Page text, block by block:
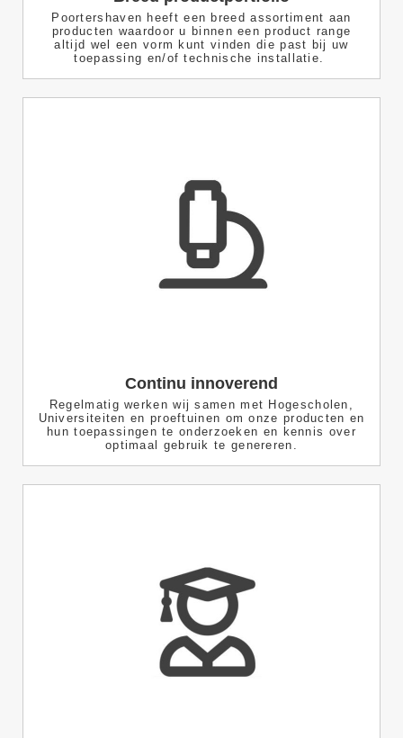
Poortershaven heeft een breed assortiment aan
producten waardoor u binnen een product range
altijd wel een vorm kunt vinden die past bij uw
toepassing en/of technische installatie.
Continu innoverend
Regelmatig werken wij samen met Hogescholen,
Universiteiten en proeftuinen om onze producten en
hun toepassingen te onderzoeken en kennis over
optimaal gebruik te genereren.